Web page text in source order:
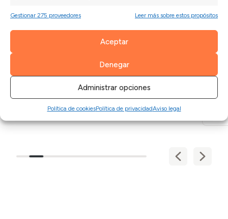
Gestionar 275 proveedores Leer más sobre estos propósitos
Aceptar
Denegar
Administrar opciones
Política de cookiesPolítica de privacidadAviso legal
Basado en3128opiniones
Ver más opiniones
La entrega fue puntual y el montaje rápido. En
media mañana ya teníamos el salón listo.